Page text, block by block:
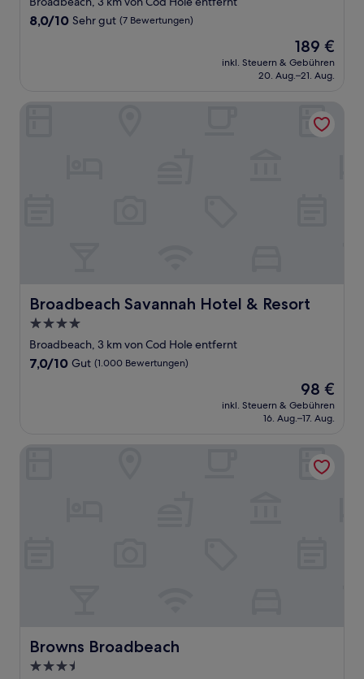
Unterkunft
8.0
Bewertungen)
8,0/10 Sehr gut (7 Bewertungen)
Der
Preis
beträgt
189 €
inkl. Steuern & Gebühren
20. Aug.–21. Aug.
Broadbeach Savannah Hotel & Resort
Broadbeach Savannah Hotel & Resort
4.0-
Sterne-
Unterkunft
Broadbeach, 3 km von Cod Hole entfernt
7.0
7,0/10 Gut (1.000 Bewertungen)
Der
Preis
beträgt
98 €
inkl. Steuern & Gebühren
16. Aug.–17. Aug.
Browns Broadbeach
Browns Broadbeach
3.5-